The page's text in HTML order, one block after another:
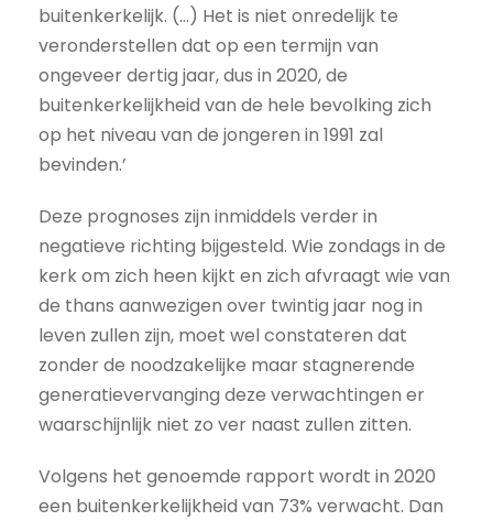
buitenkerkelijk. (...) Het is niet onredelijk te
veronderstellen dat op een termijn van
ongeveer dertig jaar, dus in 2020, de
buitenkerkelijkheid van de hele bevolking zich
op het niveau van de jongeren in 1991 zal
bevinden.’
Deze prognoses zijn inmiddels verder in
negatieve richting bijgesteld. Wie zondags in de
kerk om zich heen kijkt en zich afvraagt wie van
de thans aanwezigen over twintig jaar nog in
leven zullen zijn, moet wel constateren dat
zonder de noodzakelijke maar stagnerende
generatievervanging deze verwachtingen er
waarschijnlijk niet zo ver naast zullen zitten.
Volgens het genoemde rapport wordt in 2020
een buitenkerkelijkheid van 73% verwacht. Dan